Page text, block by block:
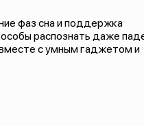
фаз сна и поддержка
распознать даже
с умным гаджетом и